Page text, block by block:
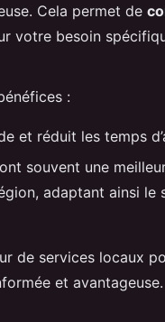
Cela permet de
votre besoin
:
et réduit les temps
souvent une
adaptant ainsi le
de services locaux
et avantageuse.